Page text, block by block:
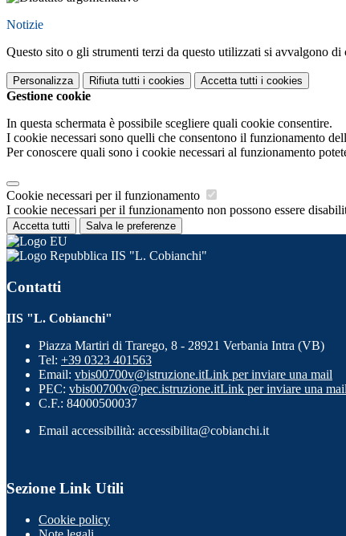
Notizie
Questo sito o gli strumenti terzi da questo utilizzati si avvalgono
Personalizza Rifiuta tutti i cookies Accetta tutti i cookies
Gestione cookie
In questa schermata è possibile scegliere quali cookie consentire.
I cookie necessari sono quelli che consentono il funzionamento
Per conoscere quali sono i cookie necessari al funzionamento
Cookie necessari per il funzionamento
I cookie necessari per il funzionamento non possono essere
Accetta tutti Salva le preferenze
IIS "L. Cobianchi"
Contatti
IIS "L. Cobianchi"
Piazza Martiri di Trarego, 8 - 28921 Verbania Intra (VB)
Tel: +39 0323 401563
Email: vbis00700v@istruzione.itLink per inviare una mail
PEC: vbis00700v@pec.istruzione.itLink per inviare una mail
C.F.: 84000500037
Email accessibilità: accessibilita@cobianchi.it
Sezione Link Utili
Cookie policy